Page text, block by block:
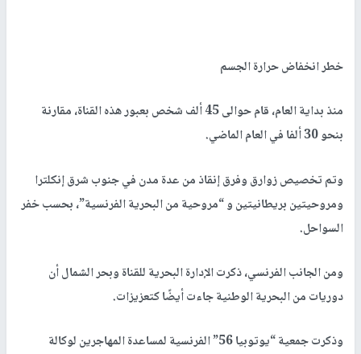
خطر انخفاض حرارة الجسم
منذ بداية العام، قام حوالى 45 ألف شخص بعبور هذه القناة، مقارنة
بنحو 30 ألفا في العام الماضي.
وتم تخصيص زوارق وفرق إنقاذ من عدة مدن في جنوب شرق إنكلترا
ومروحيتين بريطانيتين و “مروحية من البحرية الفرنسية”، بحسب خفر
السواحل.
ومن الجانب الفرنسي، ذكرت الإدارة البحرية للقناة وبحر الشمال أن
دوريات من البحرية الوطنية جاءت أيضًا كتعزيزات.
وذكرت جمعية “يوتوبيا 56” الفرنسية لمساعدة المهاجرين لوكالة